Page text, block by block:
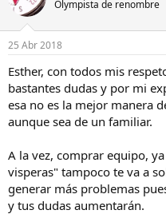
Olympista de renombre
25 Abr 2018
Esther, con todos mis
bastantes dudas y por mi
esa no es la mejor manera
aunque sea de un familiar.
A la vez, comprar equipo,
visperas" tampoco te va a
generar más problemas
y tus dudas aumentarán.